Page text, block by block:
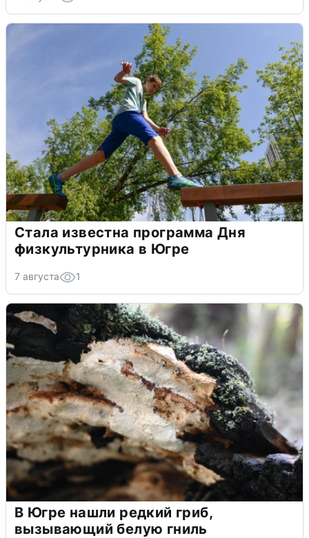
Стала известна программа Дня
физкультурника в Югре
7 августа 1
В Югре нашли редкий гриб,
вызывающий белую гниль